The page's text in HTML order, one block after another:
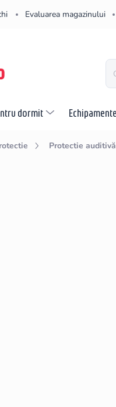
Evaluarea magazinului
dormit
Protectie auditivă